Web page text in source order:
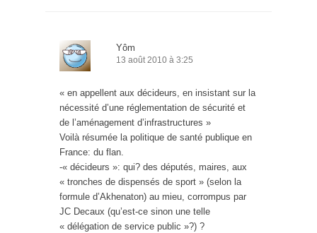
Yôm
13 août 2010 à 3:25
« en appellent aux décideurs, en insistant sur la
nécessité d’une réglementation de sécurité et
de l’aménagement d’infrastructures »
Voilà résumée la politique de santé publique en
France: du flan.
-« décideurs »: qui? des députés, maires, aux
« tronches de dispensés de sport » (selon la
formule d’Akhenaton) au mieu, corrompus par
JC Decaux (qu’est-ce sinon une telle
« délégation de service public »?) ?